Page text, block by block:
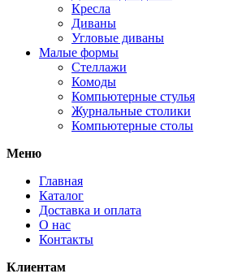
Кресла
Диваны
Угловые диваны
Малые формы
Стеллажи
Комоды
Компьютерные стулья
Журнальные столики
Компьютерные столы
Меню
Главная
Каталог
Доставка и оплата
О нас
Контакты
Клиентам